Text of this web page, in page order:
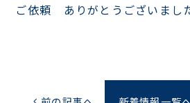
ご依頼 ありがとうございまし